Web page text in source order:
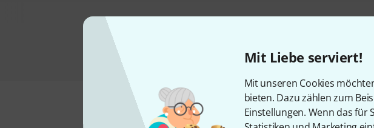
Mit Liebe serviert!
Mit unseren Cookies
bieten. Dazu zählen zum
Einstellungen. Wenn das für